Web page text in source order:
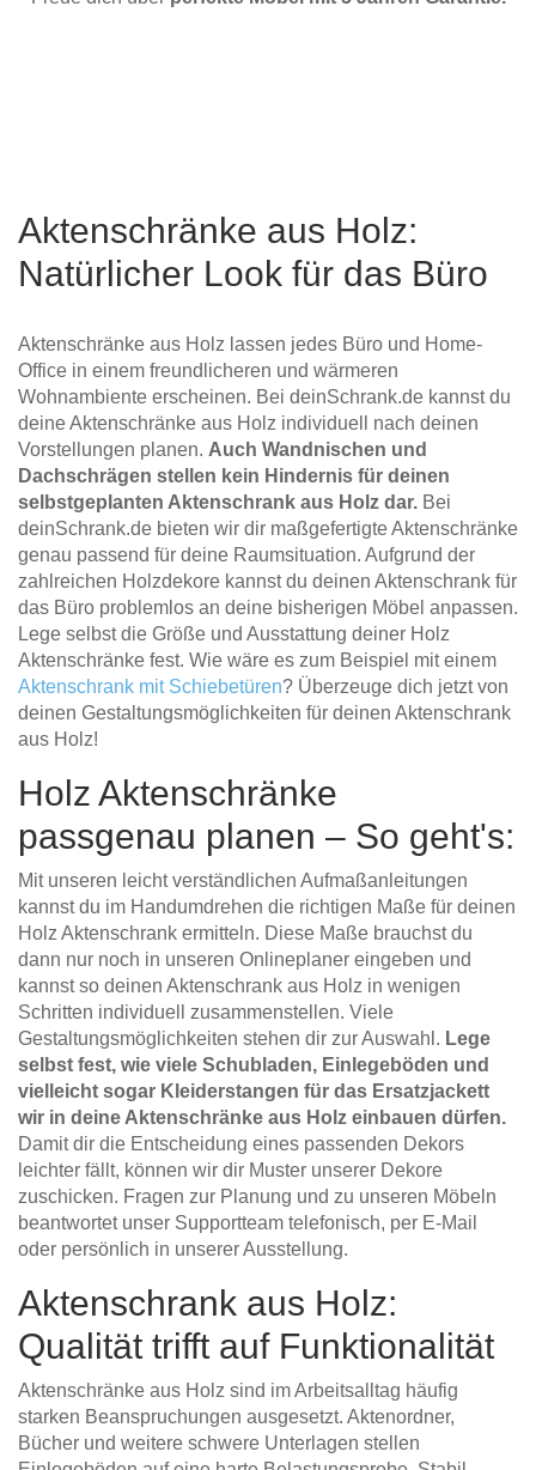
Aktenschränke aus Holz:
Natürlicher Look für das Büro
Aktenschränke aus Holz lassen jedes Büro und Home-
Office in einem freundlicheren und wärmeren
Wohnambiente erscheinen. Bei deinSchrank.de kannst du
deine Aktenschränke aus Holz individuell nach deinen
Vorstellungen planen. Auch Wandnischen und
Dachschrägen stellen kein Hindernis für deinen
selbstgeplanten Aktenschrank aus Holz dar. Bei
deinSchrank.de bieten wir dir maßgefertigte Aktenschränke
genau passend für deine Raumsituation. Aufgrund der
zahlreichen Holzdekore kannst du deinen Aktenschrank für
das Büro problemlos an deine bisherigen Möbel anpassen.
Lege selbst die Größe und Ausstattung deiner Holz
Aktenschränke fest. Wie wäre es zum Beispiel mit einem
Aktenschrank mit Schiebetüren? Überzeuge dich jetzt von
deinen Gestaltungsmöglichkeiten für deinen Aktenschrank
aus Holz!
Holz Aktenschränke
passgenau planen – So geht's:
Mit unseren leicht verständlichen Aufmaßanleitungen
kannst du im Handumdrehen die richtigen Maße für deinen
Holz Aktenschrank ermitteln. Diese Maße brauchst du
dann nur noch in unseren Onlineplaner eingeben und
kannst so deinen Aktenschrank aus Holz in wenigen
Schritten individuell zusammenstellen. Viele
Gestaltungsmöglichkeiten stehen dir zur Auswahl. Lege
selbst fest, wie viele Schubladen, Einlegeböden und
vielleicht sogar Kleiderstangen für das Ersatzjackett
wir in deine Aktenschränke aus Holz einbauen dürfen.
Damit dir die Entscheidung eines passenden Dekors
leichter fällt, können wir dir Muster unserer Dekore
zuschicken. Fragen zur Planung und zu unseren Möbeln
beantwortet unser Supportteam telefonisch, per E-Mail
oder persönlich in unserer Ausstellung.
Aktenschrank aus Holz:
Qualität trifft auf Funktionalität
Aktenschränke aus Holz sind im Arbeitsalltag häufig
starken Beanspruchungen ausgesetzt. Aktenordner,
Bücher und weitere schwere Unterlagen stellen